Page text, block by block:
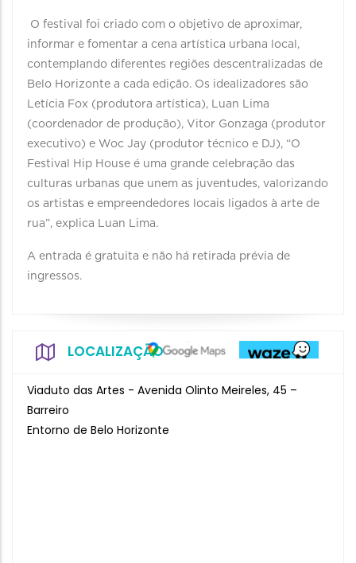
O festival foi criado com o objetivo de aproximar,
informar e fomentar a cena artística urbana local,
contemplando diferentes regiões descentralizadas de
Belo Horizonte a cada edição. Os idealizadores são
Letícia Fox (produtora artística), Luan Lima
(coordenador de produção), Vitor Gonzaga (produtor
executivo) e Woc Jay (produtor técnico e DJ), “O
Festival Hip House é uma grande celebração das
culturas urbanas que unem as juventudes, valorizando
os artistas e empreendedores locais ligados à arte de
rua”, explica Luan Lima.
A entrada é gratuita e não há retirada prévia de
ingressos.
LOCALIZAÇÃO
Viaduto das Artes - Avenida Olinto Meireles, 45 –
Barreiro
Entorno de Belo Horizonte